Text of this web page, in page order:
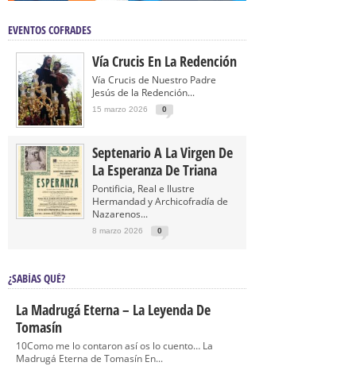
EVENTOS COFRADES
Vía Crucis En La Redención
Vía Crucis de Nuestro Padre
Jesús de la Redención...
15 marzo 2026 0
Septenario A La Virgen De
La Esperanza De Triana
Pontificia, Real e Ilustre
Hermandad y Archicofradía de
Nazarenos...
8 marzo 2026 0
¿SABÍAS QUÉ?
La Madrugá Eterna – La Leyenda De
Tomasín
10Como me lo contaron así os lo cuento… La
Madrugá Eterna de Tomasín En...